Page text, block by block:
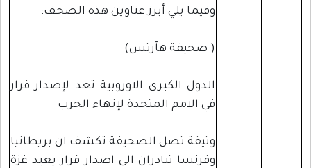
وفيما يلي أبرز عناوين هذه الصحف:
( صحيفة هآرتس)
الدول الكبرى الاوروبية تعد لإصدار قرار
في الامم المتحدة لإنهاء الحرب
وثيقة تصل الصحيفة تكشف ان بريطانيا
وفرنسا تبادران الى اصدار قرار يعيد غزة